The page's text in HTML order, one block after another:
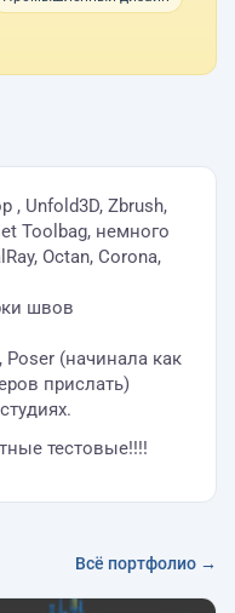
, Unfold3D, Zbrush,
Toolbag, немного
Octan, Corona,
швов
(начинала как
прислать)
тестовые!!!!
Всё портфолио →